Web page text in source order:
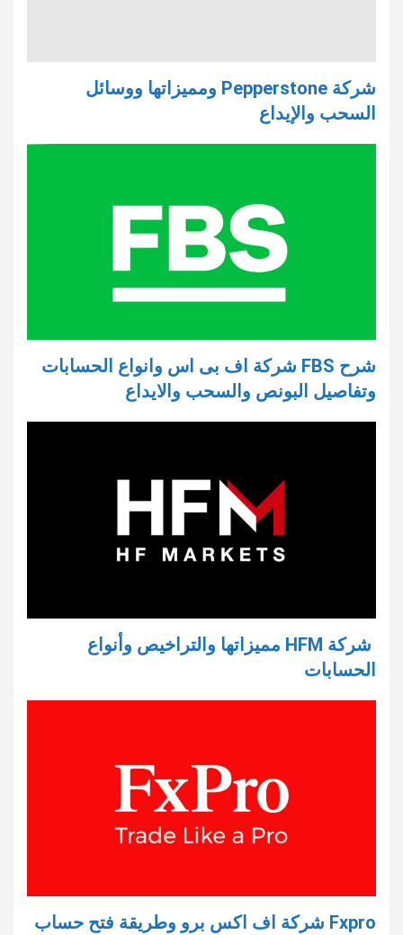
شركة Pepperstone ومميزاتها ووسائل
السحب والإيداع
شرح FBS شركة اف بى اس وانواع الحسابات
وتفاصيل البونص والسحب والايداع
شركة HFM مميزاتها والتراخيص وأنواع
الحسابات
Fxpro شركة اف اكس برو وطريقة فتح حساب